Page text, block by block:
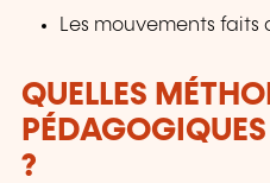
Les mouvements
QUELLES
?